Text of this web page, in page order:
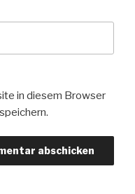
in diesem Browser